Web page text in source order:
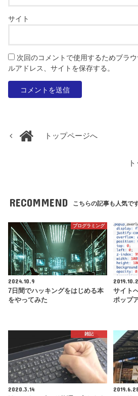
サイト
次回のコメントで使用するためブラ
ルアドレス、サイトを保存する。
トップページへ
RECOMMEND こちらの記事も人気です
プログラミング
2024.10.9
7日間でハッキングをはじめる本
をやってみた
サイト
ポップ
雑記
2020.3.14